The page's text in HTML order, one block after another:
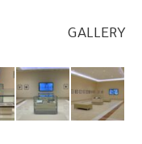
GALLERY